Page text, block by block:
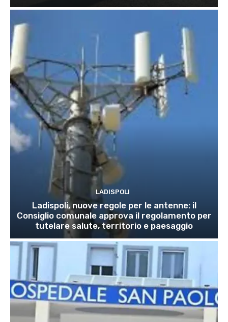
LADISPOLI
Ladispoli, nuove regole per le antenne: il
Consiglio comunale approva il regolamento per
tutelare salute, territorio e paesaggio